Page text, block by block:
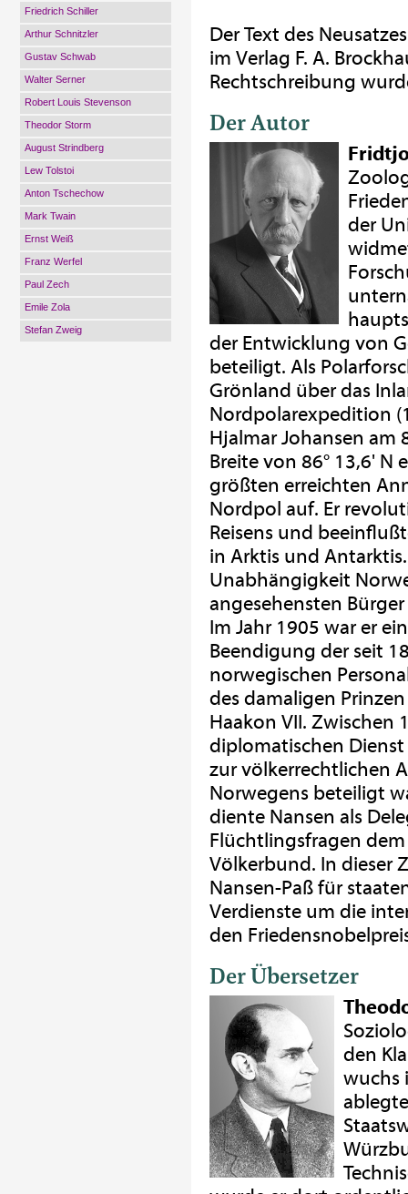
Friedrich Schiller
Arthur Schnitzler
Gustav Schwab
Walter Serner
Robert Louis Stevenson
Theodor Storm
August Strindberg
Lew Tolstoi
Anton Tschechow
Mark Twain
Ernst Weiß
Franz Werfel
Paul Zech
Emile Zola
Stefan Zweig
Der Text des
im Verlag F. A.
Rechtschreibung
Der Autor
der
der Entwicklung von
beteiligt. Als
Grönland über das
Nordpolarexpedition
Hjalmar Johansen am
Breite von 86° 13,6' N
größten erreichten
Nordpol auf. Er
Reisens und
in Arktis und
Unabhängigkeit
angesehensten
Im Jahr 1905 war er
Beendigung der seit
norwegischen
des damaligen
Haakon VII. Zwischen
diplomatischen
zur völkerrechtlichen
Norwegens beteiligt
diente Nansen als
Flüchtlingsfragen
Völkerbund. In dieser
Nansen-Paß für
Verdienste um die
den
Der Übersetzer
den
wuchs